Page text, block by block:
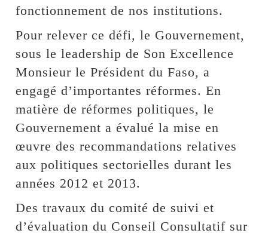
fonctionnement de nos institutions.
Pour relever ce défi, le Gouvernement,
sous le leadership de Son Excellence
Monsieur le Président du Faso, a
engagé d’importantes réformes. En
matière de réformes politiques, le
Gouvernement a évalué la mise en
œuvre des recommandations relatives
aux politiques sectorielles durant les
années 2012 et 2013.
Des travaux du comité de suivi et
d’évaluation du Conseil Consultatif sur